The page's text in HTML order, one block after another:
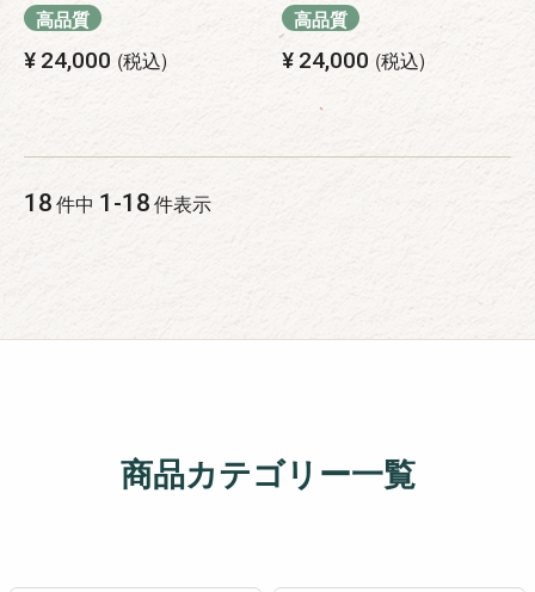
高品質
¥ 24,000 税込
高品質
¥ 24,000 税込
18件中 1 -18件表示
商品カテゴリー一覧